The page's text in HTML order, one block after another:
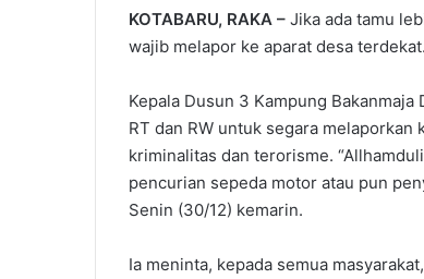
KOTABARU, RAKA – Jika ada tamu
wajib melapor ke aparat desa
Kepala Dusun 3 Kampung
RT dan RW untuk segara
kriminalitas dan terorisme.
pencurian sepeda motor atau pun
Senin (30/12) kemarin.
Ia meninta, kepada semua